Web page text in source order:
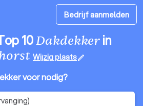
Bedrijf aanmelden
10Dakdekkerin
Wijzig plaatsedit
voor nodig?